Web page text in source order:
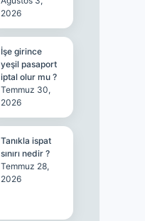
2026
İşe girince
yeşil pasaport
iptal olur mu ?
Temmuz 30,
2026
Tanıkla ispat
sınırı nedir ?
Temmuz 28,
2026